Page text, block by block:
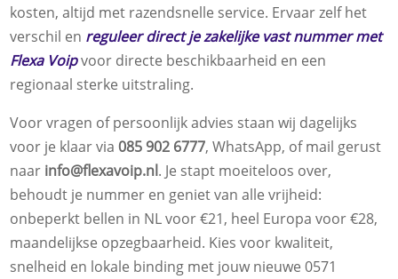
kosten, altijd met razendsnelle service. Ervaar zelf het
verschil en reguleer direct je zakelijke vast nummer met
Flexa Voipvoor directe beschikbaarheid en een
regionaal sterke uitstraling.
Voor vragen of persoonlijk advies staan wij dagelijks
voor je klaar via085 902 6777, WhatsApp, of mail gerust
naar info@flexavoip.nl. Je stapt moeiteloos over,
behoudt je nummer en geniet van alle vrijheid:
onbeperkt bellen in NL voor €21, heel Europa voor €28,
maandelijkse opzegbaarheid. Kies voor kwaliteit,
snelheid en lokale binding met jouw nieuwe 0571